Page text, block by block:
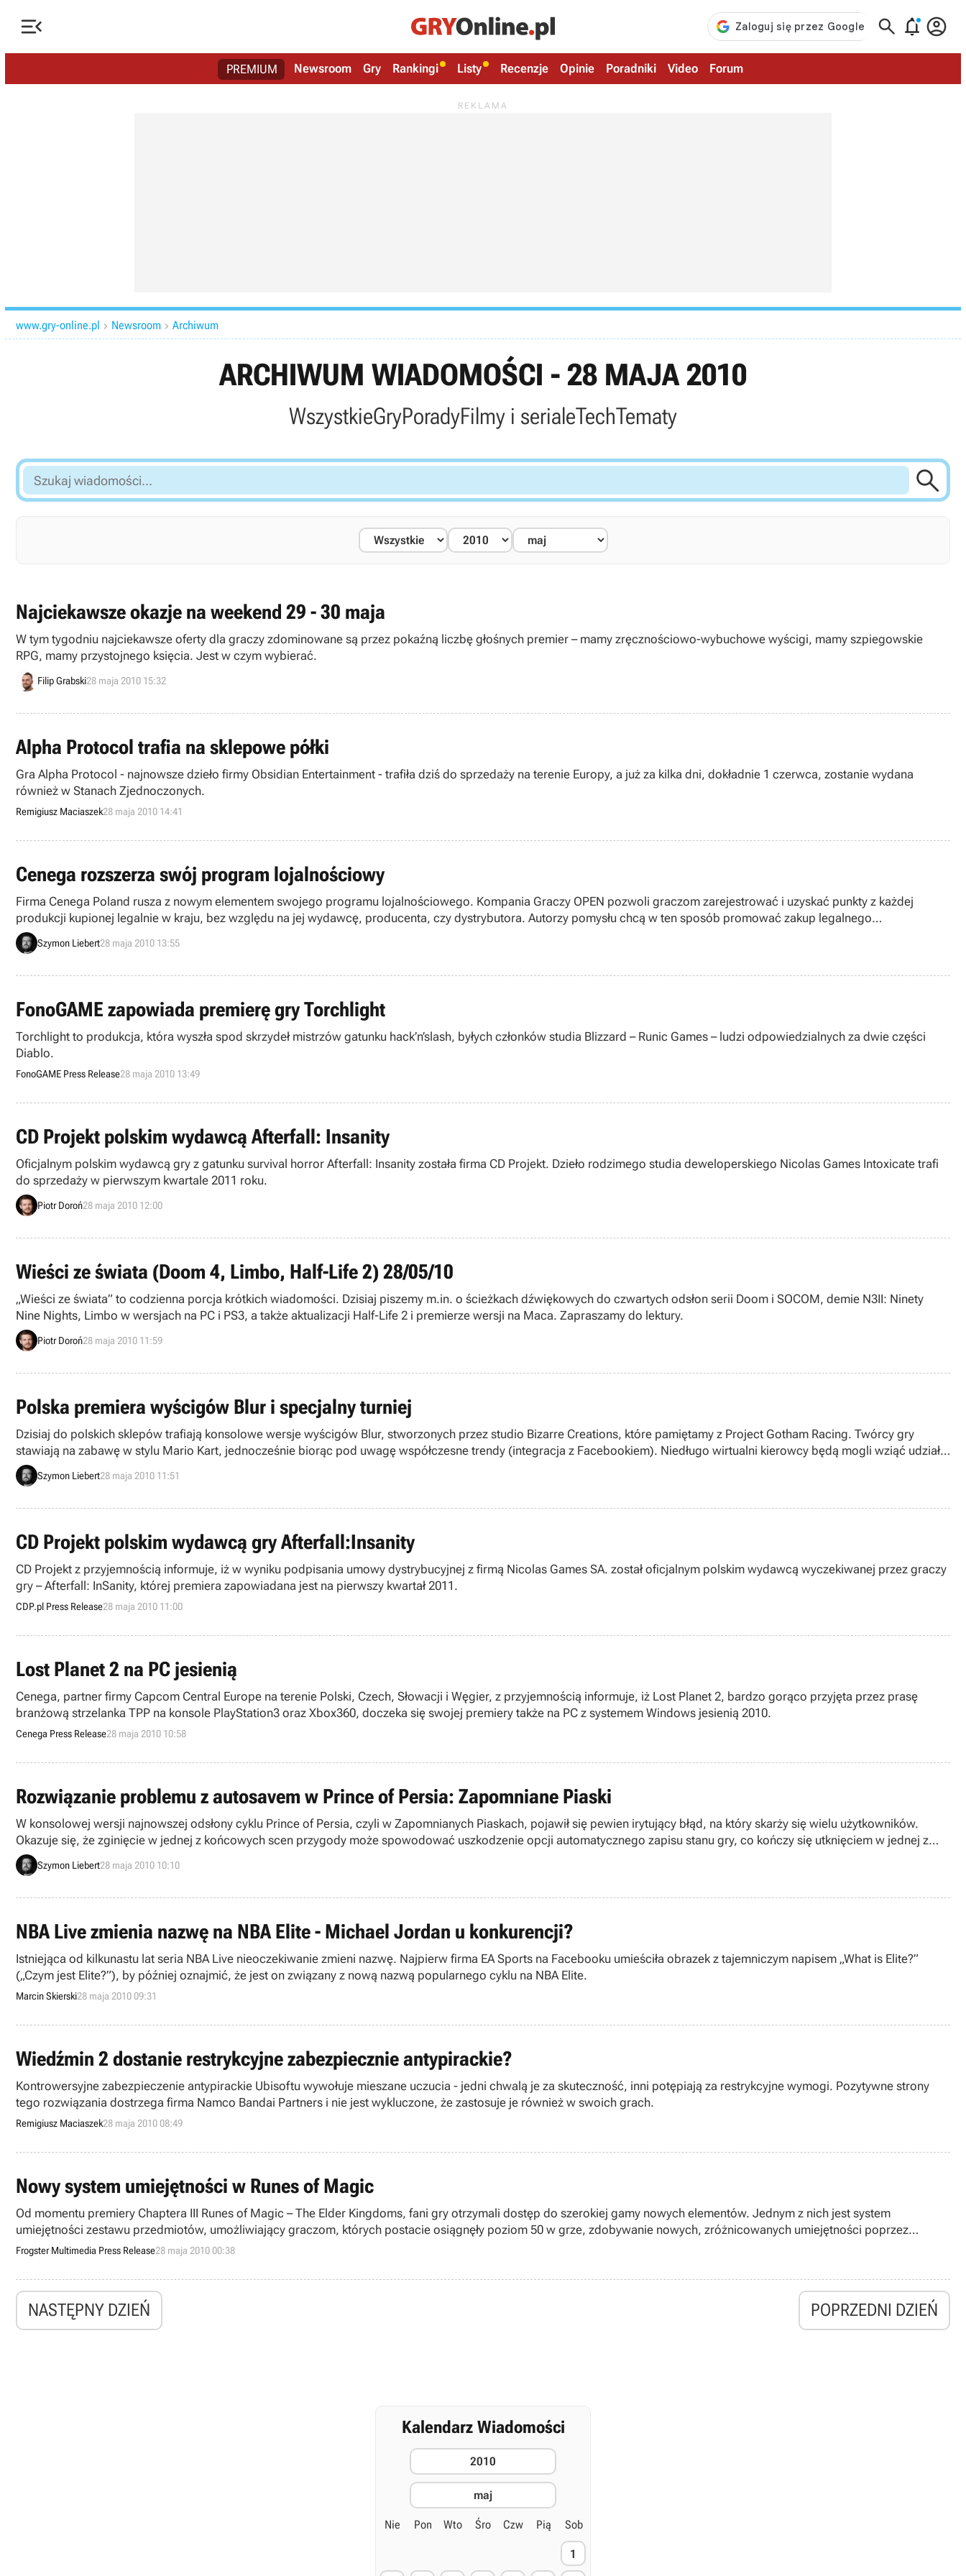
   
PREMIUM Newsroom Gry Rankingi Listy Recenzje Opinie Poradniki Video Forum
www.gry-online.pl  Newsroom  Archiwum
ARCHIWUM WIADOMOŚCI - 28 MAJA 2010
WszystkieGryPoradyFilmy i serialeTechTematy
Szukaj
wiadomości...

Najciekawsze okazje na weekend 29 - 30 maja
W tym tygodniu najciekawsze oferty dla graczy zdominowane są przez pokaźną liczbę głośnych premier – mamy zręcznościowo-wybuchowe wyścigi, mamy szpiegowskie
RPG, mamy przystojnego księcia. Jest w czym wybierać.
Filip Grabski28 maja 2010 15:32
Alpha Protocol trafia na sklepowe półki
Gra Alpha Protocol - najnowsze dzieło firmy Obsidian Entertainment - trafiła dziś do sprzedaży na terenie Europy, a już za kilka dni, dokładnie 1 czerwca, zostanie wydana
również w Stanach Zjednoczonych.
Remigiusz Maciaszek28 maja 2010 14:41
Cenega rozszerza swój program lojalnościowy
Firma Cenega Poland rusza z nowym elementem swojego programu lojalnościowego. Kompania Graczy OPEN pozwoli graczom zarejestrować i uzyskać punkty z każdej
produkcji kupionej legalnie w kraju, bez względu na jej wydawcę, producenta, czy dystrybutora. Autorzy pomysłu chcą w ten sposób promować zakup legalnego
oprogramowania w Polsce i rozwinąć swoją ofertę.
Szymon Liebert28 maja 2010 13:55
FonoGAME zapowiada premierę gry Torchlight
Torchlight to produkcja, która wyszła spod skrzydeł mistrzów gatunku hack’n’slash, byłych członków studia Blizzard – Runic Games – ludzi odpowiedzialnych za dwie części
Diablo.
FonoGAME Press Release28 maja 2010 13:49
CD Projekt polskim wydawcą Afterfall: Insanity
Oficjalnym polskim wydawcą gry z gatunku survival horror Afterfall: Insanity została firma CD Projekt. Dzieło rodzimego studia deweloperskiego Nicolas Games Intoxicate trafi
do sprzedaży w pierwszym kwartale 2011 roku.
Piotr Doroń28 maja 2010 12:00
Wieści ze świata (Doom 4, Limbo, Half-Life 2) 28/05/10
„Wieści ze świata” to codzienna porcja krótkich wiadomości. Dzisiaj piszemy m.in. o ścieżkach dźwiękowych do czwartych odsłon serii Doom i SOCOM, demie N3II: Ninety
Nine Nights, Limbo w wersjach na PC i PS3, a także aktualizacji Half-Life 2 i premierze wersji na Maca. Zapraszamy do lektury.
Piotr Doroń28 maja 2010 11:59
Polska premiera wyścigów Blur i specjalny turniej
Dzisiaj do polskich sklepów trafiają konsolowe wersje wyścigów Blur, stworzonych przez studio Bizarre Creations, które pamiętamy z Project Gotham Racing. Twórcy gry
stawiają na zabawę w stylu Mario Kart, jednocześnie biorąc pod uwagę współczesne trendy (integracja z Facebookiem). Niedługo wirtualni kierowcy będą mogli wziąć udział
w specjalnym konkursie.
Szymon Liebert28 maja 2010 11:51
CD Projekt polskim wydawcą gry Afterfall:Insanity
CD Projekt z przyjemnością informuje, iż w wyniku podpisania umowy dystrybucyjnej z firmą Nicolas Games SA. został oficjalnym polskim wydawcą wyczekiwanej przez graczy
gry – Afterfall: InSanity, której premiera zapowiadana jest na pierwszy kwartał 2011.
CDP.pl Press Release28 maja 2010 11:00
Lost Planet 2 na PC jesienią
Cenega, partner firmy Capcom Central Europe na terenie Polski, Czech, Słowacji i Węgier, z przyjemnością informuje, iż Lost Planet 2, bardzo gorąco przyjęta przez prasę
branżową strzelanka TPP na konsole PlayStation3 oraz Xbox360, doczeka się swojej premiery także na PC z systemem Windows jesienią 2010.
Cenega Press Release28 maja 2010 10:58
Rozwiązanie problemu z autosavem w Prince of Persia: Zapomniane Piaski
W konsolowej wersji najnowszej odsłony cyklu Prince of Persia, czyli w Zapomnianych Piaskach, pojawił się pewien irytujący błąd, na który skarży się wielu użytkowników.
Okazuje się, że zginięcie w jednej z końcowych scen przygody może spowodować uszkodzenie opcji automatycznego zapisu stanu gry, co kończy się utknięciem w jednej z
komnat.
Szymon Liebert28 maja 2010 10:10
NBA Live zmienia nazwę na NBA Elite - Michael Jordan u konkurencji?
Istniejąca od kilkunastu lat seria NBA Live nieoczekiwanie zmieni nazwę. Najpierw firma EA Sports na Facebooku umieściła obrazek z tajemniczym napisem „What is Elite?”
(„Czym jest Elite?”), by później oznajmić, że jest on związany z nową nazwą popularnego cyklu na NBA Elite.
Marcin Skierski28 maja 2010 09:31
Wiedźmin 2 dostanie restrykcyjne zabezpiecznie antypirackie?
Kontrowersyjne zabezpieczenie antypirackie Ubisoftu wywołuje mieszane uczucia - jedni chwalą je za skuteczność, inni potępiają za restrykcyjne wymogi. Pozytywne strony
tego rozwiązania dostrzega firma Namco Bandai Partners i nie jest wykluczone, że zastosuje je również w swoich grach.
Remigiusz Maciaszek28 maja 2010 08:49
Nowy system umiejętności w Runes of Magic
Od momentu premiery Chaptera III Runes of Magic – The Elder Kingdoms, fani gry otrzymali dostęp do szerokiej gamy nowych elementów. Jednym z nich jest system
umiejętności zestawu przedmiotów, umożliwiający graczom, których postacie osiągnęły poziom 50 w grze, zdobywanie nowych, zróżnicowanych umiejętności poprzez
zbieranie elementów uzbrojenia.
Frogster Multimedia Press Release28 maja 2010 00:38
NASTĘPNY DZIEŃ POPRZEDNI DZIEŃ
Kalendarz Wiadomości
2010
maj
Nie Pon Wto Śro Czw Pią Sob
1